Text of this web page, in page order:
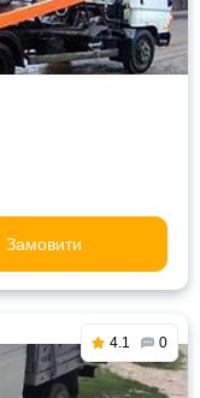
Замовити
4.1 0